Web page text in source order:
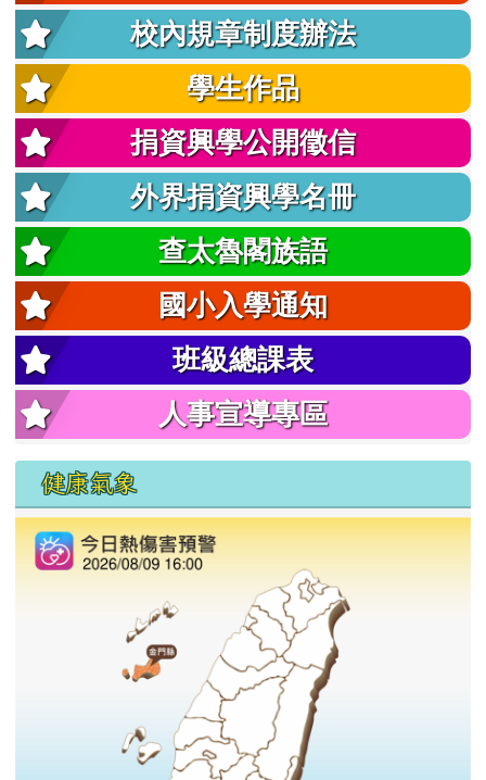
校內規章制度辦法
學生作品
捐資興學公開徵信
外界捐資興學名冊
查太魯閣族語
國小入學通知
班級總課表
人事宣導專區
健康氣象